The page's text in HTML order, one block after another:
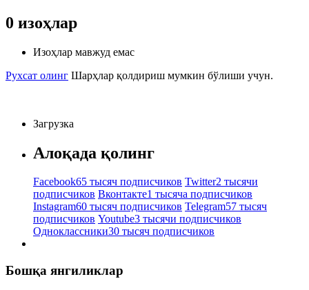
0 изоҳлар
Изоҳлар мавжуд емас
Рухсат олинг Шарҳлар қолдириш мумкин бўлиши учун.
Загрузка
Алоқада қолинг
Facebook65 тысяч подписчиков Twitter2 тысячи
подписчиков Вконтакте1 тысяча подписчиков
Instagram60 тысяч подписчиков Telegram57 тысяч
подписчиков Youtube3 тысячи подписчиков
Одноклассники30 тысяч подписчиков
Бошқа янгиликлар